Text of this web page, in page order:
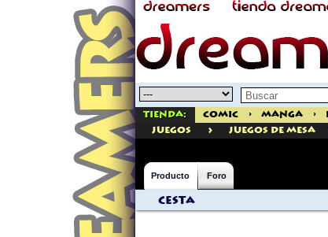
Tienda: Comic > Manga >
juegos
> Juegos de Mesa
Producto Foro
Cesta